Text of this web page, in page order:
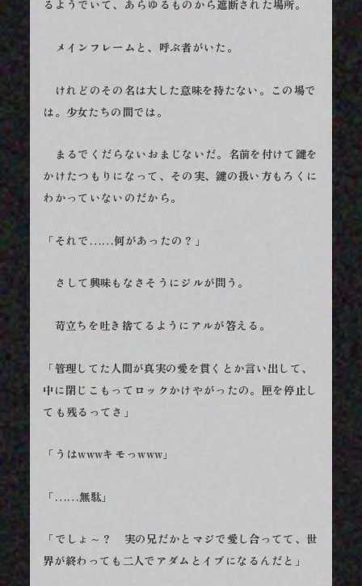
るようでいて、あらゆるものから遮断された場所。
メインフレームと、呼ぶ者がいた。
けれどのその名は大した意味を持たない。この場で
は。少女たちの間では。
まるでくだらないおまじないだ。名前を付けて鍵を
かけたつもりになって、その実、鍵の扱い方もろくに
わかっていないのだから。
「それで……何があったの？」
さして興味もなさそうにジルが問う。
苛立ちを吐き捨てるようにアルが答える。
「管理してた人間が真実の愛を貫くとか言い出して、
中に閉じこもってロックかけやがったの。匣を停止し
ても残るってさ」
「うはwwwキモっwww」
「……無駄」
「でしょ～？ 実の兄だかとマジで愛し合ってて、世
界が終わっても二人でアダムとイブになるんだと」